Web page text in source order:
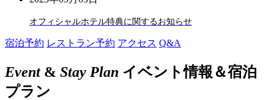
オフィシャルホテル特典に関するお知らせ
宿泊予約 レストラン予約 アクセス Q&A
Event& Stay Plan イベント情報＆宿泊
プラン